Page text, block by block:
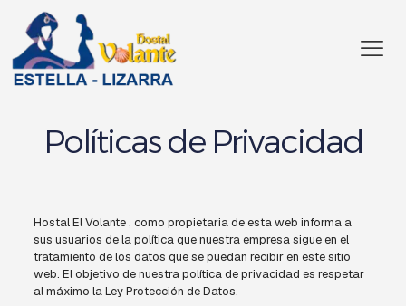
Políticas de Privacidad
Hostal El Volante , como propietaria de esta web informa a
sus usuarios de la política que nuestra empresa sigue en el
tratamiento de los datos que se puedan recibir en este sitio
web. El objetivo de nuestra política de privacidad es respetar
al máximo la Ley Protección de Datos.